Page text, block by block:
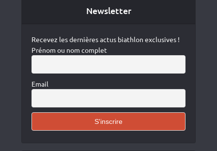
Newsletter
Recevez les dernières actus biathlon exclusives !
Prénom ou nom complet
Email